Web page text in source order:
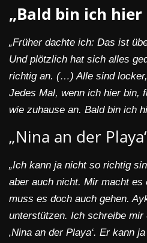
„Bald bin ich hier
„Früher dachte ich: Das ist
Und plötzlich hat sich alles
richtig an. (…) Alle sind locker
Jedes Mal, wenn ich hier bin,
wie zuhause an. Bald bin ich
„Nina an der
„Ich kann ja nicht so richtig
aber auch nicht. Mir macht es
muss es doch auch gehen.
unterstützen. Ich schreibe
‚Nina an der Playa‘. Er kann